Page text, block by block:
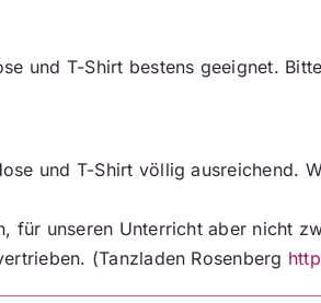
und T-Shirt bestens geeignet.
und T-Shirt völlig ausreichend.
für unseren Unterricht aber nicht
(Tanzladen Rosenberg